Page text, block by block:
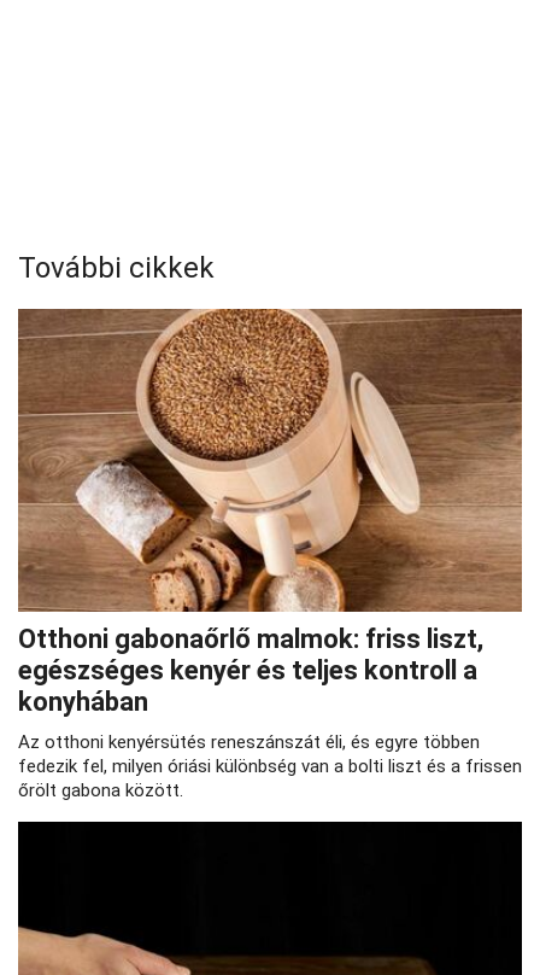
További cikkek
Otthoni gabonaőrlő malmok: friss liszt,
egészséges kenyér és teljes kontroll a
konyhában
Az otthoni kenyérsütés reneszánszát éli, és egyre többen
fedezik fel, milyen óriási különbség van a bolti liszt és a frissen
őrölt gabona között.